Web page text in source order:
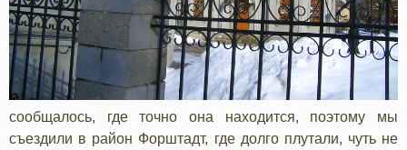
сообщалось, где точно она находится, поэтому мы
съездили в район Форштадт, где долго плутали, чуть не